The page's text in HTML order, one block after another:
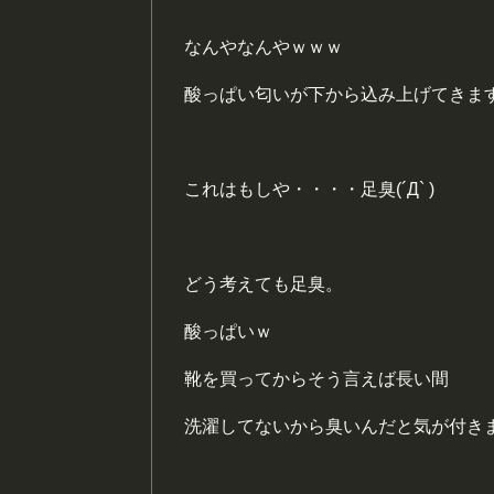
なんやなんやｗｗｗ
酸っぱい匂いが下から込み上げてきま
これはもしや・・・・ 足臭(´Д` )
どう考えても足臭。
酸っぱいｗ
靴を買ってからそう言えば長い間
洗濯してないから臭いんだと気が付き